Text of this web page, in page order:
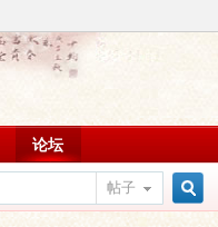
论坛
帖子